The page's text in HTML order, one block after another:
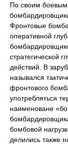
По своим боевым
Фронтовые
оперативной
стратегической
действий. В
назывался
фронтового
употребляться
наименоване
бомбовой
делились также